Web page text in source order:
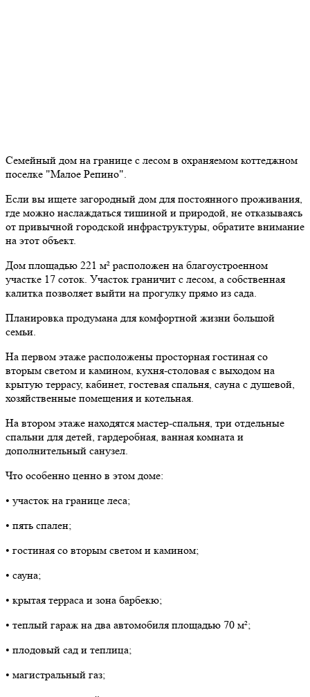
Семейный дом на границе с лесом в охраняемом коттеджном
поселке "Малое Репино".
Если вы ищете загородный дом для постоянного проживания,
где можно наслаждаться тишиной и природой, не отказываясь
от привычной городской инфраструктуры, обратите внимание
на этот объект.
Дом площадью 221 м² расположен на благоустроенном
участке 17 соток. Участок граничит с лесом, а собственная
калитка позволяет выйти на прогулку прямо из сада.
Планировка продумана для комфортной жизни большой
семьи.
На первом этаже расположены просторная гостиная со
вторым светом и камином, кухня-столовая с выходом на
крытую террасу, кабинет, гостевая спальня, сауна с душевой,
хозяйственные помещения и котельная.
На втором этаже находятся мастер-спальня, три отдельные
спальни для детей, гардеробная, ванная комната и
дополнительный санузел.
Что особенно ценно в этом доме:
• участок на границе леса;
• пять спален;
• гостиная со вторым светом и камином;
• сауна;
• крытая терраса и зона барбекю;
• теплый гараж на два автомобиля площадью 70 м²;
• плодовый сад и теплица;
• магистральный газ;